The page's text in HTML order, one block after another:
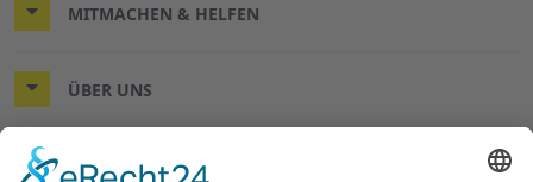
MITMACHEN & HELFEN
ÜBER UNS